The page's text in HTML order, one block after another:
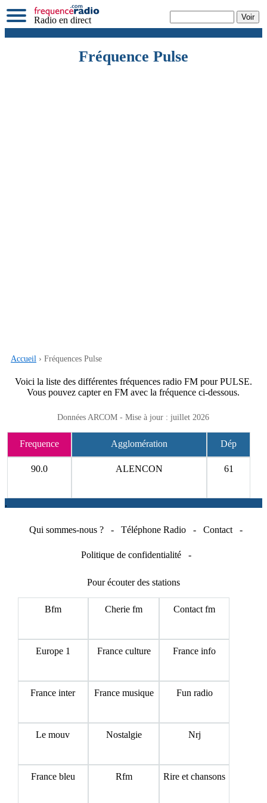
Radio en direct
Fréquence Pulse
Accueil › Fréquences Pulse
Voici la liste des différentes fréquences radio FM pour PULSE.
Vous pouvez capter en FM avec la fréquence ci-dessous.
Données ARCOM - Mise à jour : juillet 2026
Frequence Agglomération Dép
90.0 ALENCON 61
.
Qui sommes-nous ? - Téléphone Radio - Contact -
Politique de confidentialité -
Pour écouter des stations
Bfm Cherie fm Contact fm
Europe 1 France culture France info
France inter France musique Fun radio
Le mouv Nostalgie Nrj
France bleu Rfm Rire et chansons